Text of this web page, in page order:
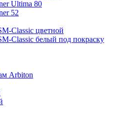
Ultima 80
52
Classic цветной
Classic белый под покраску
Arbiton